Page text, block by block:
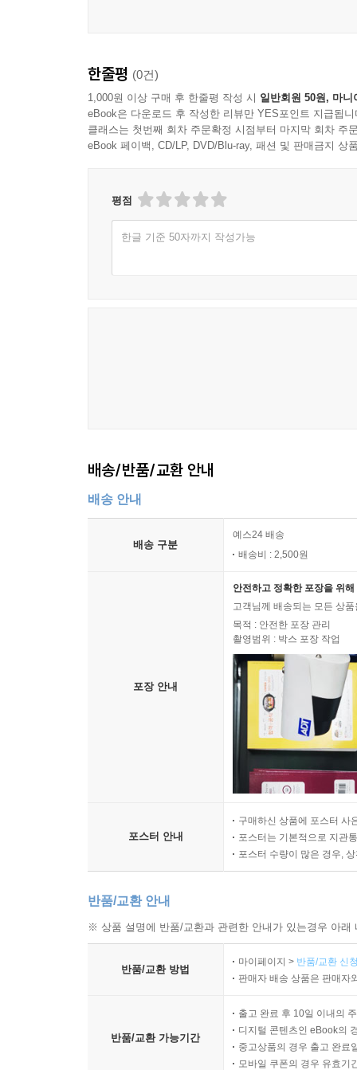
한줄평 (0건)
1,000원 이상 구매 후 한줄평 작성 시 일반회원 50원, 마니
eBook은 다운로드 후 작성한 리뷰만 YES포인트 지급됩니
클래스는 첫번째 회차 주문확정 시점부터 마지막 회차 주
eBook 페이백, CD/LP, DVD/Blu-ray, 패션 및 판매금지 상
평점
한글 기준 50자까지 작성가능
배송/반품/교환 안내
배송 안내
배송 구분
예스24 배송
배송비 : 2,500원
포장 안내
안전하고 정확한 포장을 위
고객님께 배송되는 모든 상
목적 : 안전한 포장 관리
촬영범위 : 박스 포장 작업
포스터 안내
구매하신 상품에 포스터 사
포스터는 기본적으로 지관
포스터 수량이 많은 경우,
반품/교환 안내
※ 상품 설명에 반품/교환과 관련한 안내가 있는경우 아
반품/교환 방법
마이페이지 > 반품/교환 신
판매자 배송 상품은 판매자
반품/교환 가능기간
출고 완료 후 10일 이내의
디지털 콘텐츠인 eBook의
중고상품의 경우 출고 완료
모바일 쿠폰의 경우 유효기